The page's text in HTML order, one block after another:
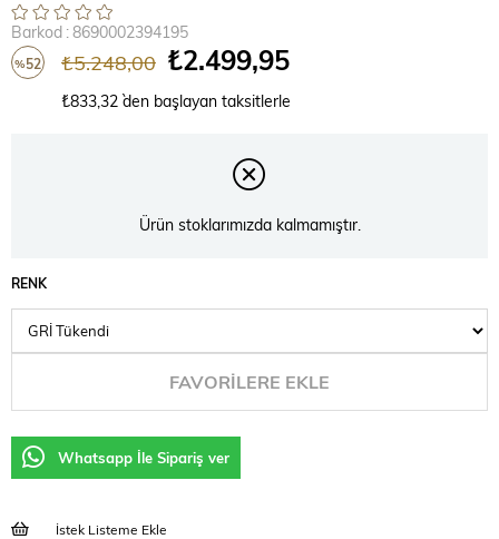
Barkod :8690002394195
%52 ₺5.248,00 ₺2.499,95
₺833,32 `den başlayan taksitlerle
Ürün stoklarımızda kalmamıştır.
RENK
FAVORILERE EKLE
Whatsapp İle Sipariş ver
İstek Listeme Ekle